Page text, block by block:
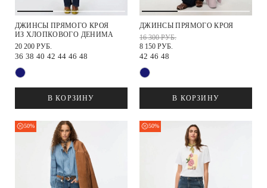
ДЖИНСЫ ПРЯМОГО КРОЯ
ИЗ ХЛОПКОВОГО ДЕНИМА
20 200 РУБ.
36 38 40 42 44 46 48
В КОРЗИНУ
ДЖИНСЫ ПРЯМОГО КРОЯ
16 300 РУБ.
8 150 РУБ.
42 46 48
В КОРЗИНУ
50% 50%